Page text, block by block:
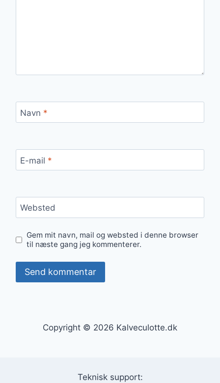
Navn *
E-mail *
Websted
Gem mit navn, mail og websted i denne browser
til næste gang jeg kommenterer.
Copyright © 2026 Kalveculotte.dk
Teknisk support: